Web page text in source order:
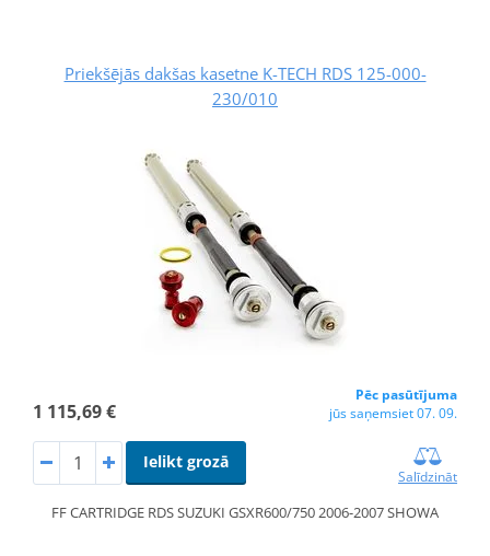
Priekšējās dakšas kasetne K-TECH RDS 125-000-
230/010
1 115,69 €
Pēc pasūtījuma
jūs saņemsiet 07. 09.
Ielikt grozā
Salīdzināt
FF CARTRIDGE RDS SUZUKI GSXR600/750 2006-2007 SHOWA